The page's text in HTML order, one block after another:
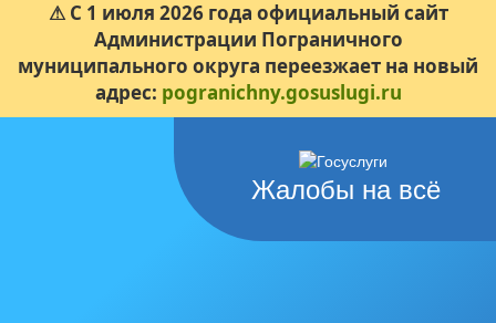
⚠ С 1 июля 2026 года официальный сайт
Администрации Пограничного
муниципального округа переезжает на новый
адрес: pogranichny.gosuslugi.ru
Жалобы на всё